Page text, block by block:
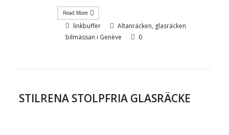
Read More
linkbuffer Altanräcken, glasräcken
bilmässan i Genève
0
STILRENA STOLPFRIA GLASRÄCKE